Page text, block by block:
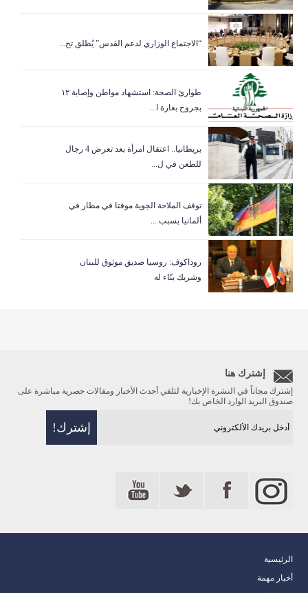
“الاجتماع الوزاري لدعم القدس” يُطلق تح...
طوارئ الصحة: استشهاد مواطن وإصابة ١٢
بجروح بغارة ا...
بريطانيا.. اعتقال امرأة بعد تعرض 4 رجال
للطعن في ل...
توقف الملاحة الجوية موقتا في مطار في
ألمانيا بسبب ...
روداكوف: روسيا صديق موثوق للبنان
وشريك بنّاء له
إشترك هنا
إشترك مجاناً في النشرة الإخبارية لتلقي أحدث الأخبار ومقالات حصرية مباشرة على
صندوق البريد الوارد الخاص بك!
الرئيسية
أخبار مهمة